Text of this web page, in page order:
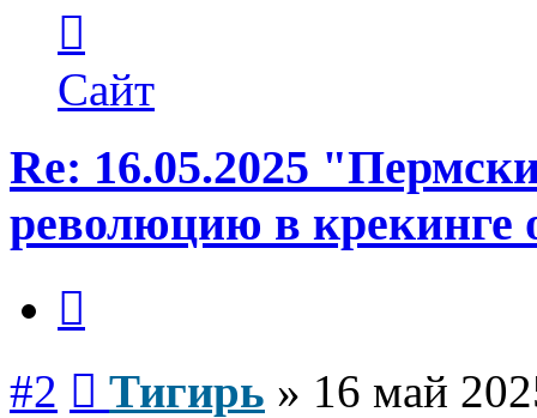
пользователя
Тигирь
Сайт
Re: 16.05.2025
революцию в крекинге
#2 Тигирь » 16 май